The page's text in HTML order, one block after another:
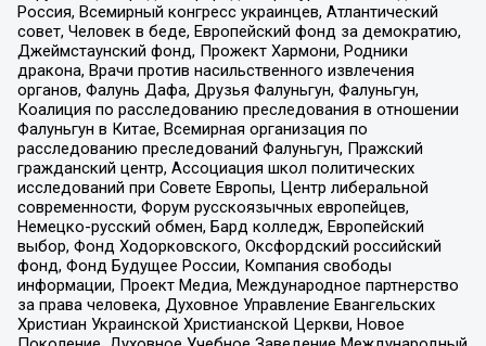
Россия, Всемирный конгресс украинцев, Атлантический
совет, Человек в беде, Европейский фонд за демократию,
Джеймстаунский фонд, Прожект Хармони, Родники
дракона, Врачи против насильственного извлечения
органов, Фалунь Дафа, Друзья Фалуньгун, Фалуньгун,
Коалиция по расследованию преследования в отношении
Фалуньгун в Китае, Всемирная организация по
расследованию преследований Фалуньгун, Пражский
гражданский центр, Ассоциация школ политических
исследований при Совете Европы, Центр либеральной
современности, Форум русскоязычных европейцев,
Немецко-русский обмен, Бард колледж, Европейский
выбор, Фонд Ходорковского, Оксфордский российский
фонд, Фонд Будущее России, Компания свободы
информации, Проект Медиа, Международное партнерство
за права человека, Духовное Управление Евангельских
Христиан Украинской Христианской Церкви, Новое